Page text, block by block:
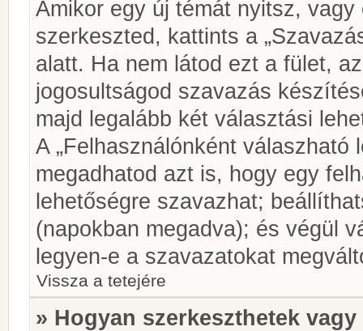
Amikor egy új témát nyitsz,
szerkeszted, kattints a
alatt. Ha nem látod ezt a fület,
jogosultságod szavazás
majd legalább két választási
A „Felhasználónként válaszható
megadhatod azt is, hogy egy
lehetőségre szavazhat;
(napokban megadva); és végül
legyen-e a szavazatokat
Vissza a tetejére
» Hogyan szerkeszthetek